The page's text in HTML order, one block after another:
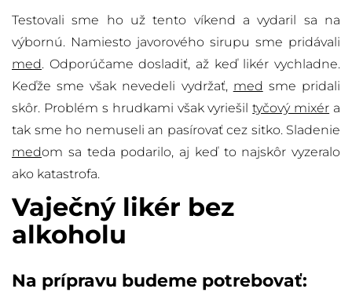
Testovali sme ho už tento víkend a vydaril sa na
výbornú. Namiesto javorového sirupu sme pridávali
med. Odporúčame dosladiť, až keď likér vychladne.
Keďže sme však nevedeli vydržať, med sme pridali
skôr. Problém s hrudkami však vyriešiltyčový mixér a
tak sme ho nemuseli an pasírovať cez sitko. Sladenie
medom sa teda podarilo, aj keď to najskôr vyzeralo
ako katastrofa.
Vaječný likér bez
alkoholu
Na prípravu budeme potrebovať: